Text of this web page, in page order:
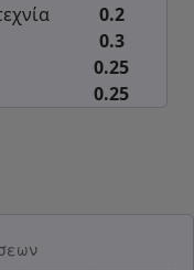
0.2
0.3
0.25
0.25